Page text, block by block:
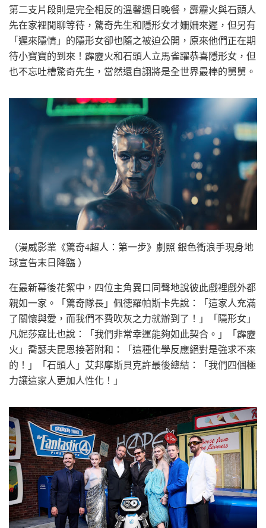
第二支片段則是完全相反的溫馨週日晚餐，霹靂火與石頭人
先在家裡閒聊等待，驚奇先生和隱形女才姍姍來遲，但另有
「遲來隱情」的隱形女卻也隨之被迫公開，原來他們正在期
待小寶寶的到來！霹靂火和石頭人立馬雀躍恭喜隱形女，但
也不忘吐槽驚奇先生，當然還自詡將是全世界最棒的舅舅。
（漫威影業《驚奇4超人：第一步》劇照 銀色衝浪手現身地
球宣告末日降臨 ）
在最新幕後花絮中，四位主角異口同聲地說彼此戲裡戲外都
親如一家。「驚奇隊長」佩德羅帕斯卡先說：「這家人充滿
了關懷與愛，而我們不費吹灰之力就辦到了！」「隱形女」
凡妮莎寇比也說：「我們非常幸運能夠如此契合。」「霹靂
火」喬瑟夫昆恩接著附和：「這種化學反應絕對是強求不來
的！」「石頭人」艾邦摩斯貝克許最後總結：「我們四個極
力讓這家人更加人性化！」